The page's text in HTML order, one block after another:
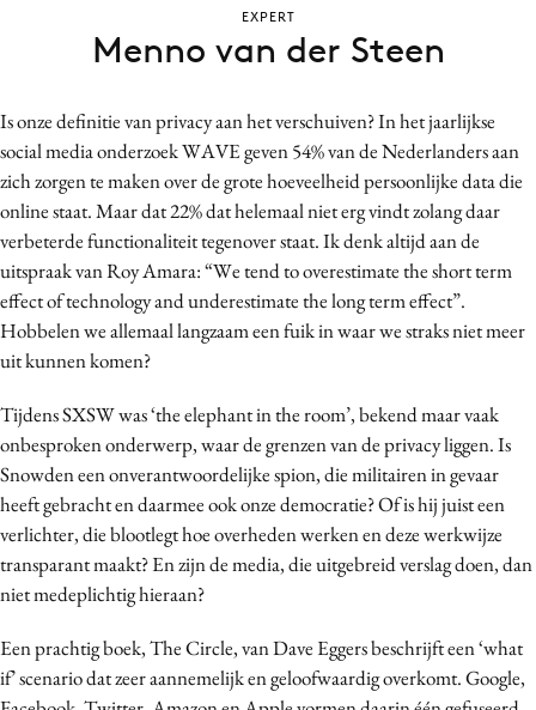
Campagnes
Contentmarketing
Craft
Customer Experience
Data & Insights
Design
Digital transformation
Diversiteit
Gedragsverandering
Influencer marketing
Interne communicatie
Martech
Media
Merkstrategie
Programmatic
Is onze definitie van privacy aan het verschuiven? In het jaarlijkse
social media onderzoek WAVE geven 54% van de Nederlanders aan
zich zorgen te maken over de grote hoeveelheid persoonlijke data die
online staat. Maar dat 22% dat helemaal niet erg vindt zolang daar
verbeterde functionaliteit tegenover staat. Ik denk altijd aan de
uitspraak van Roy Amara: “We tend to overestimate the short term
effect of technology and underestimate the long term effect”.
Hobbelen we allemaal langzaam een fuik in waar we straks niet meer
uit kunnen komen?
Tijdens SXSW was ‘the elephant in the room’, bekend maar vaak
onbesproken onderwerp, waar de grenzen van de privacy liggen. Is
Snowden een onverantwoordelijke spion, die militairen in gevaar
heeft gebracht en daarmee ook onze democratie? Of is hij juist een
verlichter, die blootlegt hoe overheden werken en deze werkwijze
transparant maakt? En zijn de media, die uitgebreid verslag doen, dan
niet medeplichtig hieraan?
Een prachtig boek, The Circle, van Dave Eggers beschrijft een ‘what
if’ scenario dat zeer aannemelijk en geloofwaardig overkomt. Google,
EXPERT
Menno van der Steen